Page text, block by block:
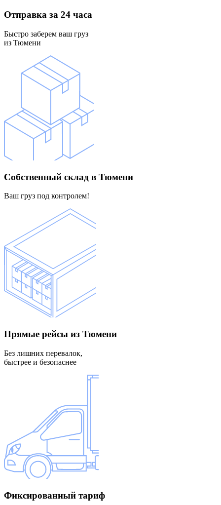
Отправка за 24 часа
Быстро заберем ваш груз
из Тюмени
Собственный склад в Тюмени
Ваш груз под контролем!
Прямые рейсы из Тюмени
Без лишних перевалок,
быстрее и безопаснее
Фиксированный тариф